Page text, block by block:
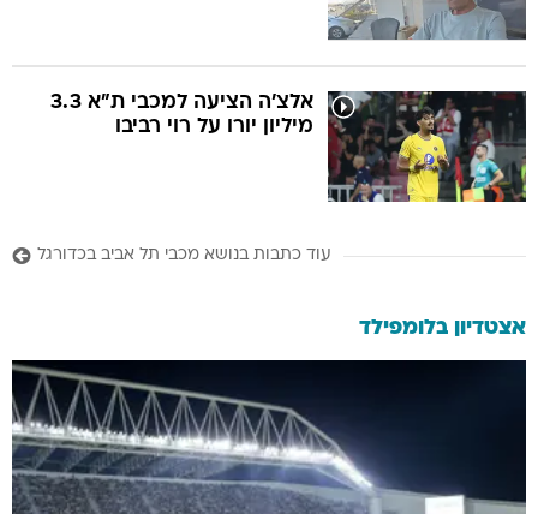
אלצ'ה הציעה למכבי ת"א 3.3
מיליון יורו על רוי רביבו
עוד כתבות בנושא מכבי תל אביב בכדורגל
אצטדיון בלומפילד